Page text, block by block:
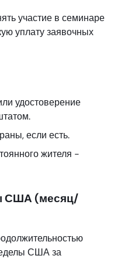
участие в семинаре
уплату заявочных
удостоверение
если есть.
жителя -
США (месяц/
США за